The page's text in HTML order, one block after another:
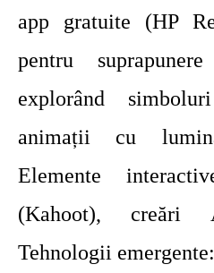
app gratuite (HP
pentru
explorând
animații cu
Elemente
(Kahoot), creări
Tehnologii